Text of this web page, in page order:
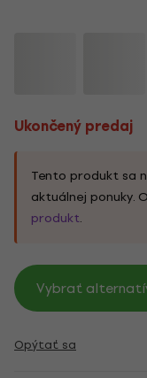
Ukončený predaj
Tento produkt sa
aktuálnej ponuky.
produkt.
Vybrať
Opýtať sa